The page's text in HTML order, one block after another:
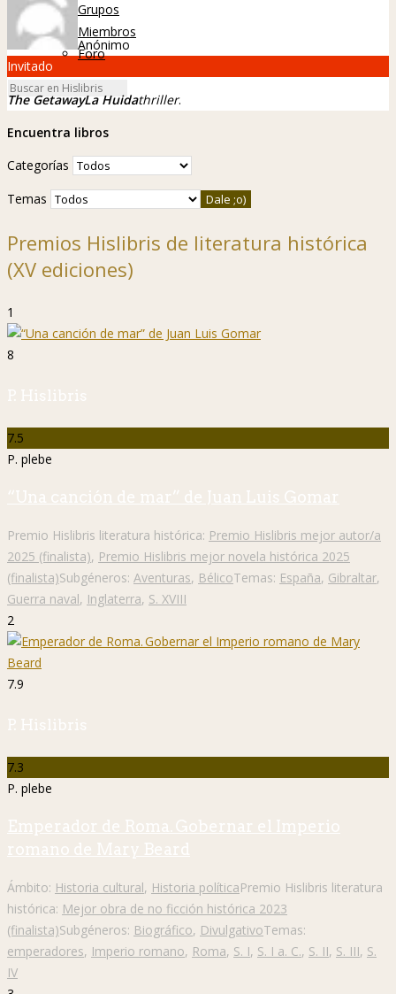
Grupos
Miembros
Foro
Anónimo
Invitado
The GetawayLa Huidathriller.
Encuentra libros
Categorías
Temas
Premios Hislibris de literatura histórica
(XV ediciones)
1
8
P. Hislibris
7.5
P. plebe
“Una canción de mar” de Juan Luis Gomar
Premio Hislibris literatura histórica: Premio Hislibris mejor autor/a
2025 (finalista), Premio Hislibris mejor novela histórica 2025
(finalista)Subgéneros: Aventuras, BélicoTemas: España, Gibraltar,
Guerra naval, Inglaterra, S. XVIII
2
7.9
P. Hislibris
7.3
P. plebe
Emperador de Roma. Gobernar el Imperio
romano de Mary Beard
Ámbito: Historia cultural, Historia políticaPremio Hislibris literatura
histórica: Mejor obra de no ficción histórica 2023
(finalista)Subgéneros: Biográfico, DivulgativoTemas:
emperadores, Imperio romano, Roma, S. I, S. I a. C., S. II, S. III, S.
IV